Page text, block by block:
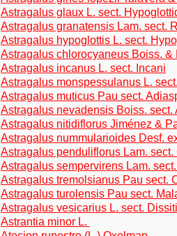
Astragalus glaux L. sect.
Astragalus granatensis Lam. sect.
Astragalus hypoglottis L. sect.
Astragalus chlorocyaneus Boiss. &
Astragalus incanus L. sect. Incani
Astragalus monspessulanus L.
Astragalus muticus Pau sect.
Astragalus nevadensis Boiss. sect.
Astragalus nitidiflorus Jiménez &
Astragalus nummularioides Desf.
Astragalus penduliflorus Lam. sect.
Astragalus sempervirens Lam.
Astragalus tremolsianus Pau sect.
Astragalus turolensis Pau sect.
Astragalus vesicarius L. sect.
Astrantia minor L.